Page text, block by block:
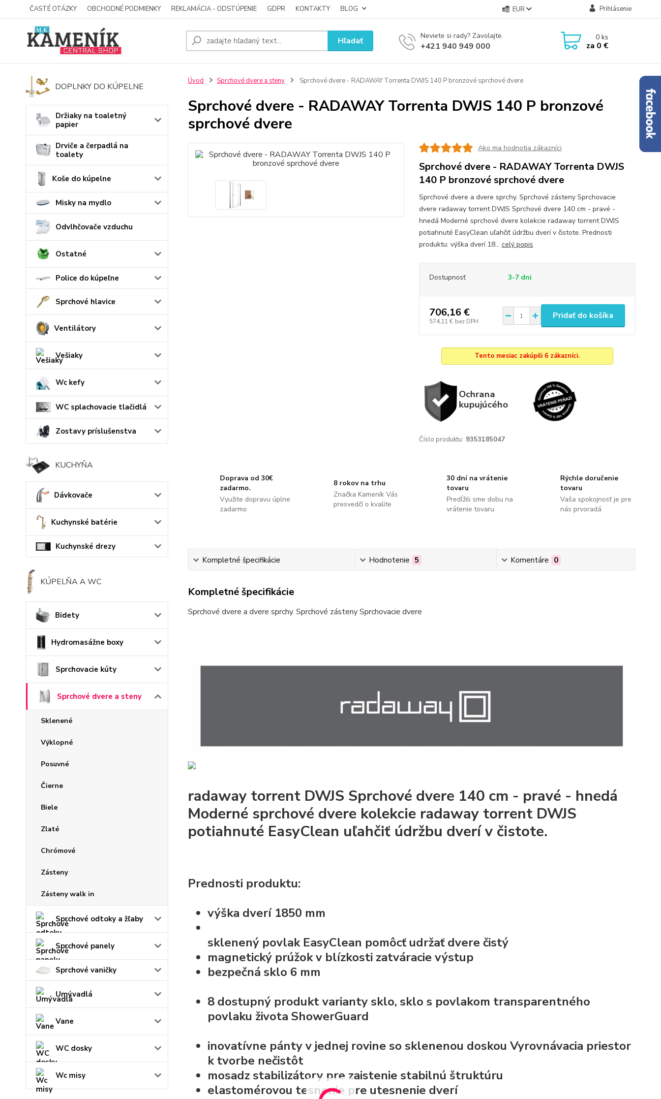
ČASTÉ OTÁZKY OBCHODNÉ PODMIENKY REKLAMÁCIA - ODSTÚPENIE GDPR KONTAKTY BLOG EUR Prihlásenie
Hľadať Neviete si rady? Zavolajte.
+421 940 949 000
0ks
za 0 €
DOPLNKY DO KÚPELNE
Držiaky na toaletný
papier
Drviče a čerpadlá na
toalety
Koše do kúpelne
Misky na mydlo
Odvlhčovače vzduchu
Ostatné
Police do kúpeľne
Sprchové hlavice
Ventilátory
Vešiaky
Wc kefy
WC splachovacie tlačidlá
Zostavy príslušenstva
KUCHYŇA
Dávkovače
Kuchynské batérie
Kuchynské drezy
KÚPELŇA A WC
Bidety
Hydromasážne boxy
Sprchovacie kúty
Sprchové dvere a steny
Sklenené
Výklopné
Posuvné
Čierne
Biele
Zlaté
Chrómové
Zásteny
Zásteny walk in
Sprchové odtoky a žľaby
Sprchové panely
Sprchové vaničky
Umývadlá
Vane
WC dosky
Wc misy
Úvod Sprchové dvere a steny Sprchové dvere - RADAWAY Torrenta DWJS 140 P bronzové sprchové dvere
Sprchové dvere - RADAWAY Torrenta DWJS 140 P bronzové
sprchové dvere
Ako ma hodnotia zákazníci
Sprchové dvere - RADAWAY Torrenta DWJS
140 P bronzové sprchové dvere
Sprchové dvere a dvere sprchy. Sprchové zásteny Sprchovacie
dvere radaway torrent DWJS Sprchové dvere 140 cm - pravé -
hnedá Moderné sprchové dvere kolekcie radaway torrent DWJS
potiahnuté EasyClean uľahčiť údržbu dverí v čistote. Prednosti
produktu: výška dverí 18... celý popis
Dostupnosť 3-7 dni
706,16 €
574,11 € bez DPH
Pridať do košíka
Tento mesiac zakúpili 6 zákazníci.
Ochrana
kupujúcého
Číslo produktu: 9353185047
Doprava od 30€
zadarmo.
Využite dopravu úplne
zadarmo
8 rokov na trhu
Značka Kameník Vás
presvedčí o kvalite
30 dní na vrátenie
tovaru
Predĺžili sme dobu na
vrátenie tovaru
Rýchle doručenie
tovaru
Vaša spokojnosť je pre
nás prvoradá
Kompletné špecifikácie Hodnotenie 5 Komentáre 0
Kompletné špecifikácie
Sprchové dvere a dvere sprchy. Sprchové zásteny Sprchovacie dvere
radaway torrent DWJS Sprchové dvere 140 cm - pravé - hnedá
Moderné sprchové dvere kolekcie radaway torrent DWJS
potiahnuté EasyClean uľahčiť údržbu dverí v čistote.
Prednosti produktu:
výška dverí 1850 mm
sklenený povlak EasyClean pomôcť udržať dvere čistý
magnetický prúžok v blízkosti zatváracie výstup
bezpečná sklo 6 mm
8 dostupný produkt varianty sklo, sklo s povlakom transparentného
povlaku života ShowerGuard
inovatívne pánty v jednej rovine so sklenenou doskou Vyrovnávacia priestor
k tvorbe nečistôt
mosadz stabilizátory pre zaistenie stabilnú štruktúru
elastomérovou tesnenie pre utesnenie dverí